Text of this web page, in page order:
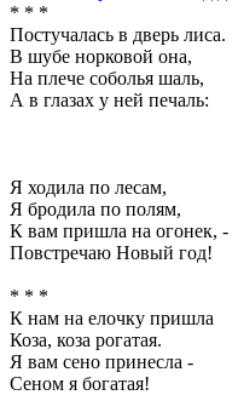
* * *
Постучалась в дверь лиса.
В шубе норковой она,
На плече соболья шаль,
А в глазах у ней печаль:
Я ходила по лесам,
Я бродила по полям,
К вам пришла на огонек, -
Повстречаю Новый год!
* * *
К нам на елочку пришла
Коза, коза рогатая.
Я вам сено принесла -
Сеном я богатая!